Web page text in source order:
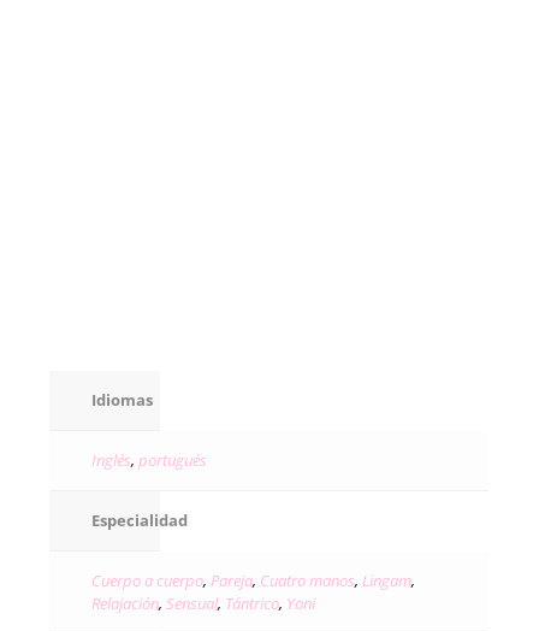
Idiomas
Inglés,portugués
Especialidad
Cuerpo a cuerpo, Pareja, Cuatro manos, Lingam,
Relajación,Sensual, Tántrico, Yoni